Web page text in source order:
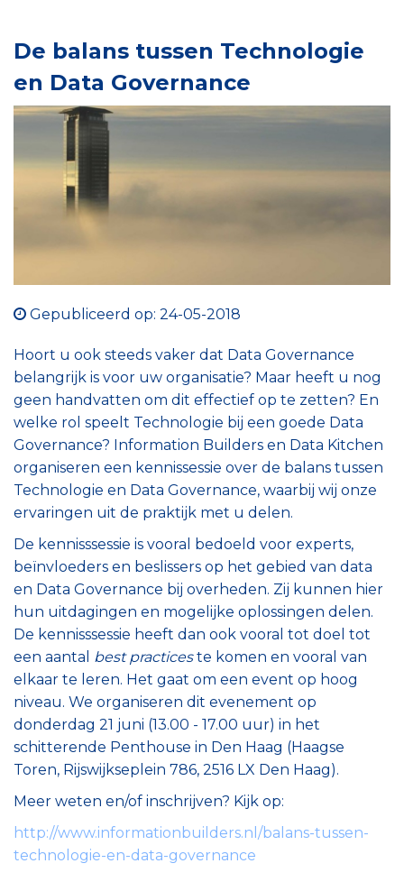
De balans tussen Technologie
en Data Governance
Gepubliceerd op: 24-05-2018
Hoort u ook steeds vaker dat Data Governance
belangrijk is voor uw organisatie? Maar heeft u nog
geen handvatten om dit effectief op te zetten? En
welke rol speelt Technologie bij een goede Data
Governance? Information Builders en Data Kitchen
organiseren een kennissessie over de balans tussen
Technologie en Data Governance, waarbij wij onze
ervaringen uit de praktijk met u delen.
De kennisssessie is vooral bedoeld voor experts,
beïnvloeders en beslissers op het gebied van data
en Data Governance bij overheden. Zij kunnen hier
hun uitdagingen en mogelijke oplossingen delen.
De kennisssessie heeft dan ook vooral tot doel tot
een aantal best practiceste komen en vooral van
elkaar te leren. Het gaat om een event op hoog
niveau. We organiseren dit evenement op
donderdag 21 juni (13.00 - 17.00 uur) in het
schitterende Penthouse in Den Haag (Haagse
Toren, Rijswijkseplein 786, 2516 LX Den Haag).
Meer weten en/of inschrijven? Kijk op:
http://www.informationbuilders.nl/balans-tussen-
technologie-en-data-governance